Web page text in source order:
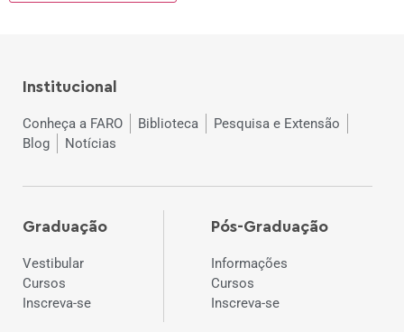
Institucional
Conheça a FARO Biblioteca
Pesquisa e Extensão
Blog
Notícias
Graduação
Vestibular
Cursos
Inscreva-se
Pós-Graduação
Informações
Cursos
Inscreva-se